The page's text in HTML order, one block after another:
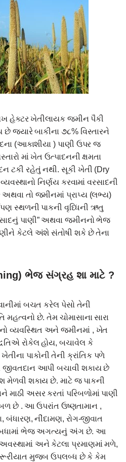
હેક્ટર ખેતીલાયક જમીન પૈકી
છે જયારે બાકીના ૭૮% વિસ્તારને
(આકાશીયા ) પાણી ઉપર જ
માં ખેત ઉત્પાદનની ક્ષમતા
રહેતું નથી. સૂકી ખેતી (Dry
નિર્ણય કરવામાં વરસાદની
અથવા તો જમીનમાં પ્રાપ્ય (લભ્ય)
સ્થળની પાકની વૃધ્ધિની ઋતુ
પાણી” અથવા જમીનનો ભેજ
કેટલે અંશે સંતોષી શકે છે તેના
ભેજ સંગ્રહ શા માટે ?
બચત કરેલ પેસો તેની
મહત્વનો છે. તેમ ચોમાસાના સારા
વ્યવસ્થિત અને જમીનમાં , ખેત
રોકેલ હોય, બચાવેલ કે
પાકોની તેની ક્રાંતિક પળે
આપી બચાવી શકાય છે
મેળવી શકાય છે. માટે જ પાકની
માઠી અસર કરતાં પરિબળોમાં પાણી
છે . આ ઉપરાંત ઉષ્ણતામાન ,
નીંદામણ, રોગ-જીવાત
બધામાં ભેજ અગત્યનું અંગ છે. આ
અને કેટલા પ્રમાણમાં મળે,
મુજબ ઉપલબ્ધ છે કે કેમ